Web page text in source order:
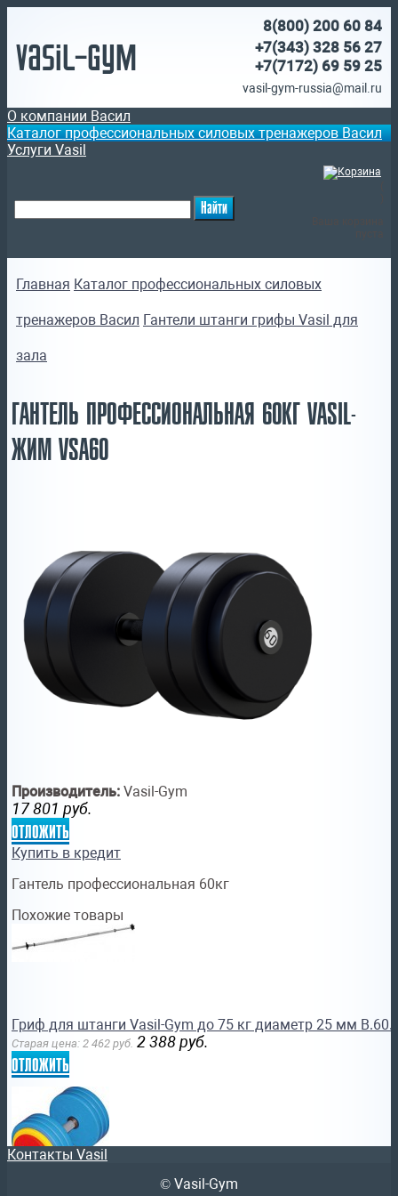
Vasil-Gym
8(800) 200 60 84
+7(343) 328 56 27
+7(7172) 69 59 25
vasil-gym-russia@mail.ru
О компании Васил
Каталог профессиональных силовых тренажеров Васил
Услуги Vasil
Главная Каталог профессиональных силовых
тренажеров Васил Гантели штанги грифы Vasil для
зала
ГАНТЕЛЬ ПРОФЕССИОНАЛЬНАЯ 60КГ VASIL-
ЖИМ VSA60
Производитель: Vasil-Gym
17 801 руб.
отложить
Купить в кредит
Гантель профессиональная 60кг
Похожие товары
Гриф для штанги Vasil-Gym до 75 кг диаметр 25 мм
Старая цена: 2 462 руб. 2 388 руб.
отложить
Гантель Vasil Gym 20 кг тренировочная диаметр грифа
Контакты Vasil
© Vasil-Gym